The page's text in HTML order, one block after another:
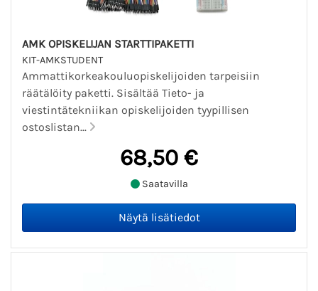
AMK OPISKELIJAN STARTTIPAKETTI
KIT-AMKSTUDENT
Ammattikorkeakouluopiskelijoiden tarpeisiin
räätälöity paketti. Sisältää Tieto- ja
viestintätekniikan opiskelijoiden tyypillisen
ostoslistan...
68,50 €
Saatavilla